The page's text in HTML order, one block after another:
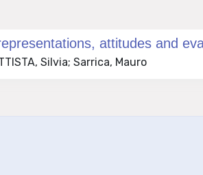
attitudes and
Silvia; Sarrica, Mauro